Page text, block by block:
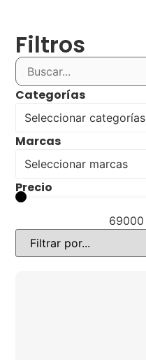
Filtros
Categorías
Seleccionar categorías
Marcas
Seleccionar marcas
Precio
69000